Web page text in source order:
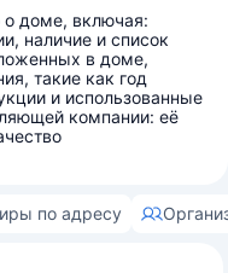
доме, включая:
наличие и список
в доме,
такие как год
и использованные
компании: её
по адресу